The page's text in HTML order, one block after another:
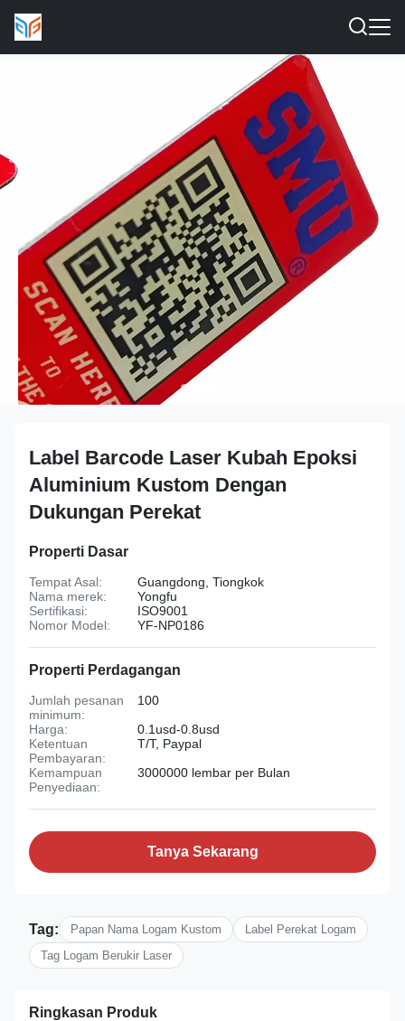
Label Barcode Laser Kubah Epoksi
Aluminium Kustom Dengan
Dukungan Perekat
Properti Dasar
Tempat Asal:
Guangdong, Tiongkok
Nama merek:
Yongfu
Sertifikasi:
ISO9001
Nomor Model:
YF-NP0186
Properti Perdagangan
Jumlah pesanan
minimum:
100
Harga:
0.1usd-0.8usd
Ketentuan
Pembayaran:
T/T, Paypal
Kemampuan
Penyediaan:
3000000 lembar per Bulan
Tanya Sekarang
Tag: Papan Nama Logam Kustom
Label Perekat Logam
Tag Logam Berukir Laser
Ringkasan Produk